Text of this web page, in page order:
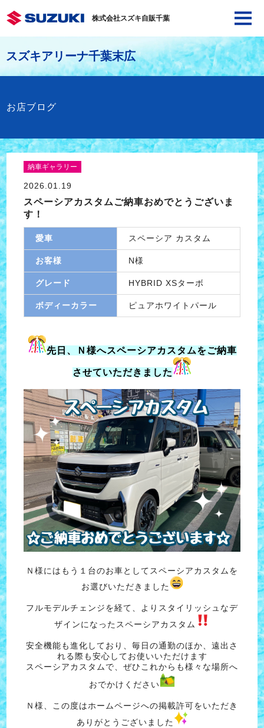
株式会社スズキ自販千葉
スズキアリーナ千葉末広
お店ブログ
納車ギャラリー
2026.01.19
スペーシアカスタムご納車おめでとうございま
す！
愛車 スペーシア カスタム
お客様 N様
グレード HYBRID XSターボ
ボディーカラー ピュアホワイトパール
先日、Ｎ様へスペーシアカスタムをご納車
させていただきました
Ｎ様にはもう１台のお車としてスペーシアカスタムを
お選びいただきました
フルモデルチェンジを経て、よりスタイリッシュなデ
ザインになったスペーシアカスタム
安全機能も進化しており、毎日の通勤のほか、遠出さ
れる際も安心してお使いいただけます
スペーシアカスタムで、ぜひこれからも様々な場所へ
おでかけください
Ｎ様、この度はホームページへの掲載許可をいただき
ありがとうございました